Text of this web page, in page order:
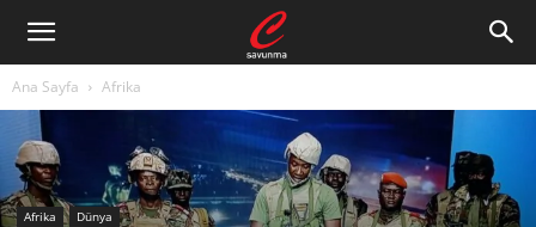
Ana Sayfa Afrika
Afrika Dünya